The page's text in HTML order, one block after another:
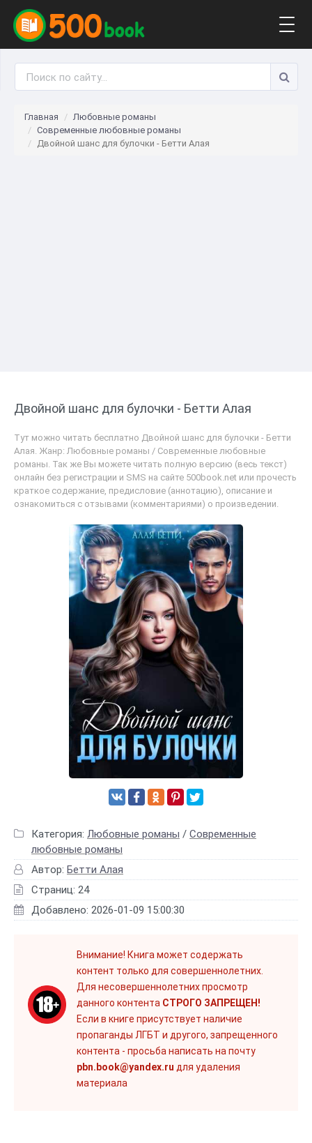
Главная
Любовные романы
Современные любовные романы
Двойной шанс для булочки - Бетти Алая
Двойной шанс для булочки - Бетти Алая
Тут можно читать бесплатно Двойной шанс для булочки - Бетти
Алая. Жанр: Любовные романы / Современные любовные
романы. Так же Вы можете читать полную версию (весь текст)
онлайн без регистрации и SMS на сайте 500book.net или прочесть
краткое содержание, предисловие (аннотацию), описание и
ознакомиться с отзывами (комментариями) о произведении.
Категория: Любовные романы / Современные
любовные романы
Автор: Бетти Алая
Страниц: 24
Добавлено: 2026-01-09 15:00:30
Внимание! Книга может содержать
контент только для совершеннолетних.
Для несовершеннолетних просмотр
данного контента СТРОГО ЗАПРЕЩЕН!
Если в книге присутствует наличие
пропаганды ЛГБТ и другого, запрещенного
контента - просьба написать на почту
pbn.book@yandex.ru для удаления
материала